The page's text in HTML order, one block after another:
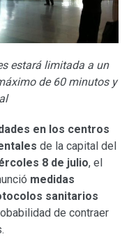
estará limitada a un
de 60 minutos y
en los centros
de la capital del
8 de julio, el
medidas
sanitarios
de contraer